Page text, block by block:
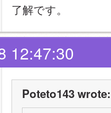
了解です。
12:47:30
Poteto143 wrote: